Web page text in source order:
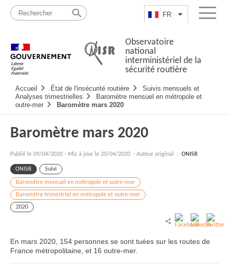
Passer
contenu
FR Lister lesMenu
Observatoire
national
interministériel de la
sécurité routière
principale
Accueil État de l'insécurité routière
Suivis mensuels et
Analyses trimestrielles
Baromètre mensuel en métropole et
outre-mer
Baromètre mars 2020
Baromètre mars 2020
Publié le 09/04/2020 - Mis à jour le 20/04/2020 - Auteur original : ONISR
ONISR Suivi
Baromètre mensuel en métropole et outre-mer
Baromètre trimestriel en métropole et outre-mer
2020
En mars 2020, 154 personnes se sont tuées sur les routes de
France métropolitaine, et 16 outre-mer.